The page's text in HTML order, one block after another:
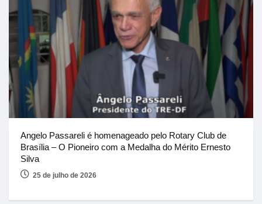
Angelo Passareli é homenageado pelo Rotary Club de
Brasília – O Pioneiro com a Medalha do Mérito Ernesto
Silva
25 de julho de 2026